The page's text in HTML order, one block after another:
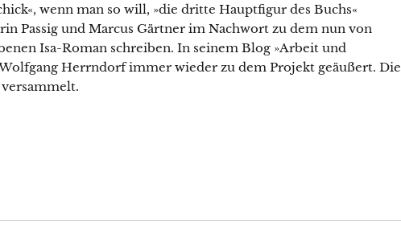
wenn man so will, »die dritte Hauptfigur des Buchs«
Passig und Marcus Gärtner im Nachwort zu dem nun von
Isa-Roman schreiben. In seinem Blog »Arbeit und
Herrndorf immer wieder zu dem Projekt geäußert. Die